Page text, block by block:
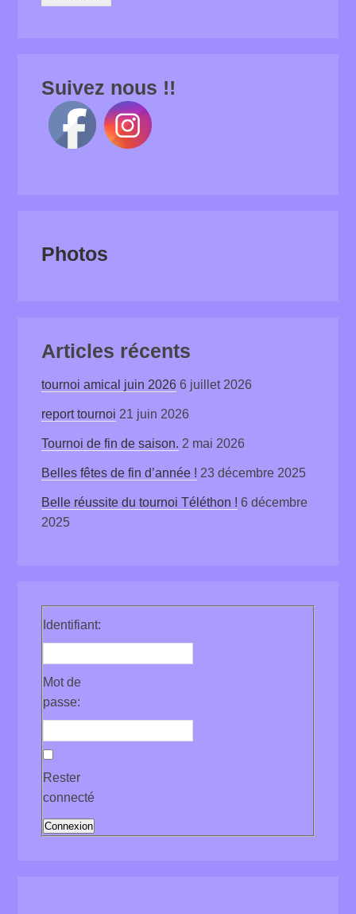
Suivez nous !!
Photos
Articles récents
tournoi amical juin 2026 6 juillet 2026
report tournoi 21 juin 2026
Tournoi de fin de saison. 2 mai 2026
Belles fêtes de fin d’année ! 23 décembre 2025
Belle réussite du tournoi Téléthon ! 6 décembre
2025
Identifiant:
Mot de
passe:
Rester
connecté
Connexion